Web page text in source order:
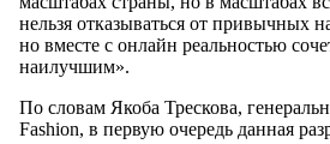
нельзя отказываться от привычных
но вместе с онлайн реальностью
наилучшим».
По словам Якоба Трескова,
Fashion, в первую очередь данная